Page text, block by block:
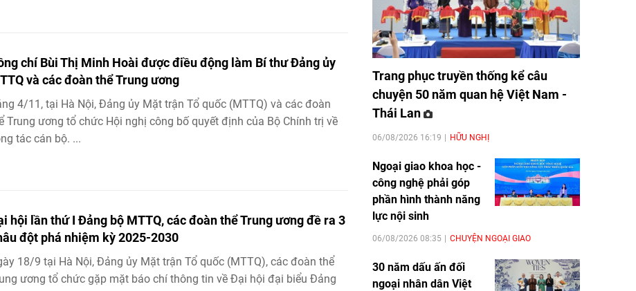
chí Bùi Thị Minh Hoài được điều động làm Bí thư Đảng ủy
và các đoàn thể Trung ương
4/11, tại Hà Nội, Đảng ủy Mặt trận Tổ quốc (MTTQ) và các đoàn
Trung ương tổ chức Hội nghị công bố quyết định của Bộ Chính trị về
tác cán bộ. ...
hội lần thứ I Đảng bộ MTTQ, các đoàn thể Trung ương đề ra 3
đột phá nhiệm kỳ 2025-2030
18/9 tại Hà Nội, Đảng ủy Mặt trận Tổ quốc (MTTQ), các đoàn thể
ương tổ chức gặp mặt báo chí thông tin về Đại hội đại biểu Đảng
Trang phục truyền thống kể câu
chuyện 50 năm quan hệ Việt Nam -
Thái Lan
06/08/2026 16:19 HỮU NGHỊ
Ngoại giao khoa học -
công nghệ phải góp
phần hình thành năng
lực nội sinh
06/08/2026 08:35 CHUYỆN NGOẠI GIAO
30 năm dấu ấn đối
ngoại nhân dân Việt